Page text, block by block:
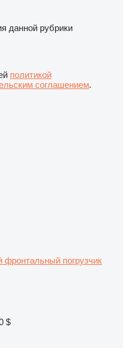
данной рубрики
политикой
соглашением.
фронтальный погрузчик
$